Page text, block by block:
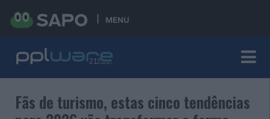
MENU
Fãs de turismo, estas cinco tendências